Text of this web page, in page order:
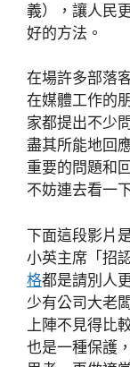
義），讓人民
好的方法。
在場許多部落
在媒體工作的
家都提出不少
盡其所能地回
重要的問題和
不妨連去看一
下面這段影片
小英主席「招
格都是請別人
少有公司大老
上陣不見得比
也是一種保護